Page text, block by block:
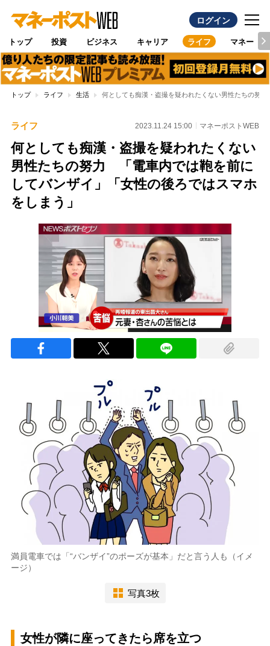
ログイン
トップ 投資 ビジネス キャリア ライフ マネー
トップ ライフ 生活 何としても痴漢・盗撮を疑われたくない男性たちの努
ライフ 2023.11.24 15:00 マネーポストWEB
何としても痴漢・盗撮を疑われたくない
男性たちの努力 「電車内では鞄を前に
してバンザイ」「女性の後ろではスマホ
をしまう」
満員電車では「“バンザイ”のポーズが基本」だと言う人も（イメ
ージ）
写真3枚
女性が隣に座ってきたら席を立つ